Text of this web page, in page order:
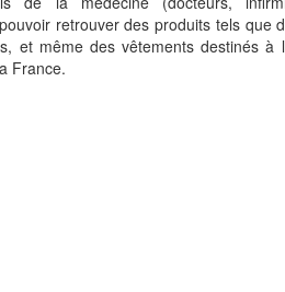
retrouver des produits tels que
et même des vêtements destinés à
France.